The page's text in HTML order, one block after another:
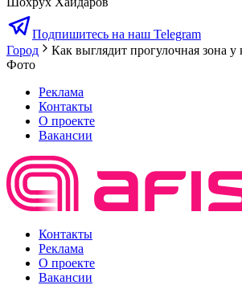
Подпишитесь на наш Telegram
Город
Как выглядит прогулочная зона у
Фото
Реклама
Контакты
О проекте
Вакансии
Контакты
Реклама
О проекте
Вакансии